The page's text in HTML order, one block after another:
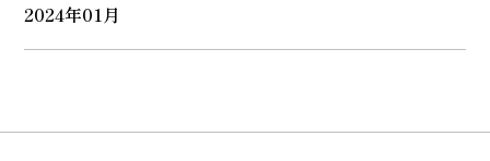
2024年01月